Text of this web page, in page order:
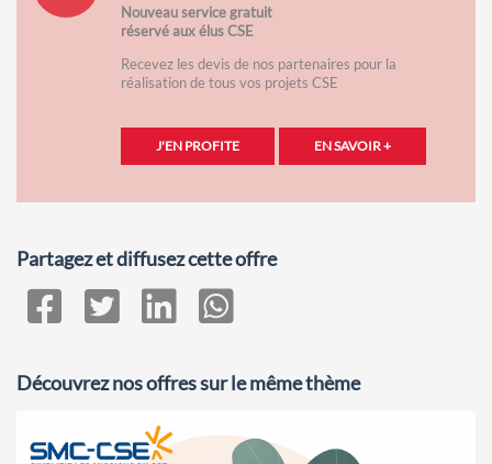
Nouveau service gratuit
réservé aux élus CSE
Recevez les devis de nos partenaires pour la
réalisation de tous vos projets CSE
J'EN PROFITE EN SAVOIR +
Partagez et diffusez cette offre
Découvrez nos offres sur le même thème